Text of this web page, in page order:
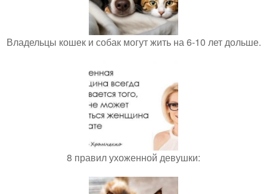
Владельцы кошек и собак могут жить на 6-10 лет дольше.
8 правил ухоженной девушки: